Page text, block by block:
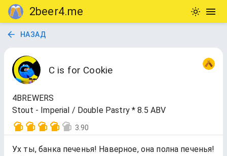
2beer4.me
НАЗАД
C is for Cookie
4BREWERS
Stout - Imperial / Double Pastry * 8.5 ABV
3.90
Ух ты, банка печенья! Наверное, она полна печенья!